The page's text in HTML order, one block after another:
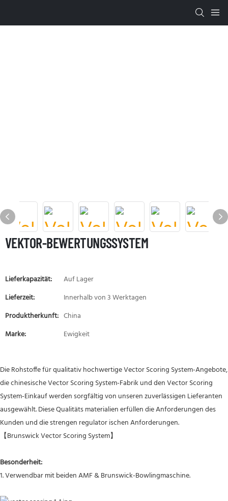
VEKTOR-BEWERTUNGSSYSTEM
Lieferkapazität:
Auf Lager
Lieferzeit:
Innerhalb von 3 Werktagen
Produktherkunft: China
Marke:
Ewigkeit
Die Rohstoffe für qualitativ hochwertige Vector Scoring System-Angebote,
die chinesische Vector Scoring System-Fabrik und den Vector Scoring
System-Einkauf werden sorgfältig von unseren zuverlässigen Lieferanten
ausgewählt. Diese Qualitäts materialien erfüllen die Anforderungen des
Kunden und die strengen regulator ischen Anforderungen.
【Brunswick Vector Scoring System】
Besonderheit:
1. Verwendbar mit beiden AMF & Brunswick-Bowlingmaschine.